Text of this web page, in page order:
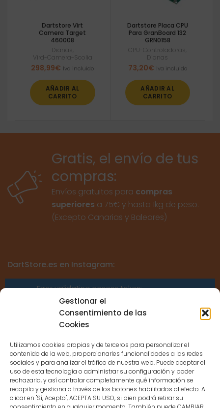
Gestionar el
Consentimiento de las
Cookies
Utilizamos cookies propias y de terceros para personalizar el
contenido de la web, proporcionarles funcionalidades a las redes
sociales y para analizar el tráfico de nuestra web. Puede aceptar el
uso de esta tecnología o administrar su configuración y poder
rechazarla, y así controlar completamente qué información se
recopila y gestiona a través de los botones habilitados al efecto. Al
clicar en "Sí, Acepto", ACEPTA SU USO, si bien podrá retirar su
Dartstore Virt
Camera Target
460008
Dianas
Vird-Camera-Scolia
298,99€ Iva incluido
AÑADIR AL
CARRITO
Dartstore Placa CPU
Para GranBoard 132
GRN0158
CPU-Controladoras
Dianas
73,20€ Iva incluido
AÑADIR AL
CARRITO
Gratis, el envío de tus
compras:
Envíos gratuitos para compras
superiores a 75€ y hasta 1kg de peso.
(Excepto Canarias y Baleares)
DartStore.es en Instagram:
Error validating access token:
Sessions for the user are not allowed
because the user is not a confirmed
CONTACTO